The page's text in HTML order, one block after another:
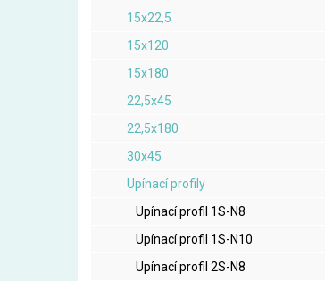
15x22,5
15x120
15x180
22,5x45
22,5x180
30x45
Upínací profily
Upínací profil 1S-N8
Upínací profil 1S-N10
Upínací profil 2S-N8